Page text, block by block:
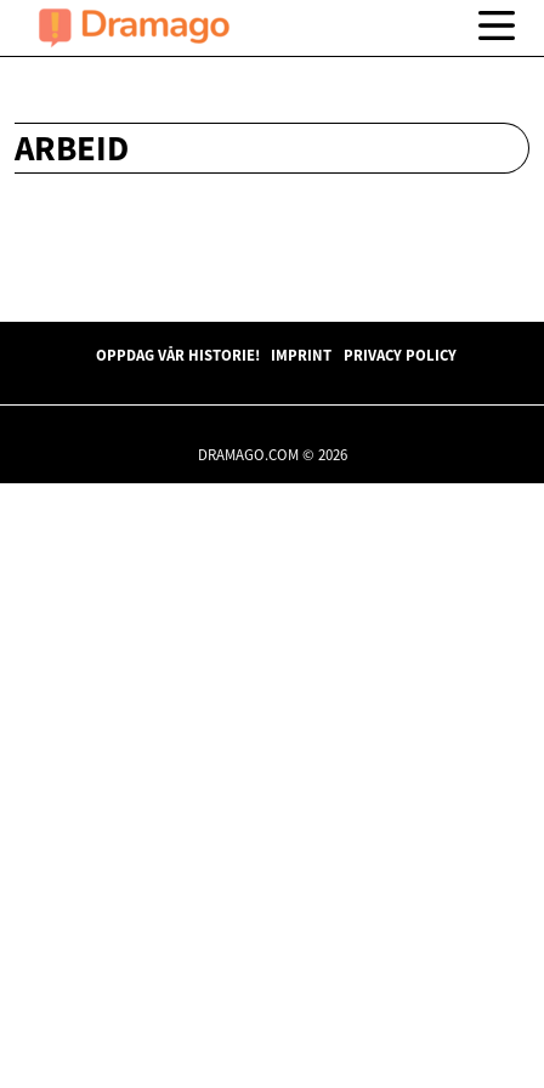
ARBEID
OPPDAG VÅR HISTORIE! IMPRINT PRIVACY POLICY
DRAMAGO.COM © 2026